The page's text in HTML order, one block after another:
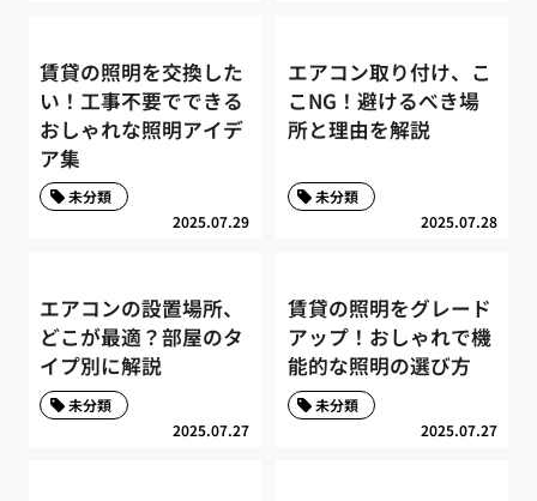
賃貸の照明を交換した
い！工事不要でできる
おしゃれな照明アイデ
ア集
2025.07.29
未分類
エアコン取り付け、こ
こNG！避けるべき場
所と理由を解説
2025.07.28
未分類
エアコンの設置場所、
どこが最適？部屋のタ
イプ別に解説
2025.07.27
未分類
賃貸の照明をグレード
アップ！おしゃれで機
能的な照明の選び方
2025.07.27
未分類